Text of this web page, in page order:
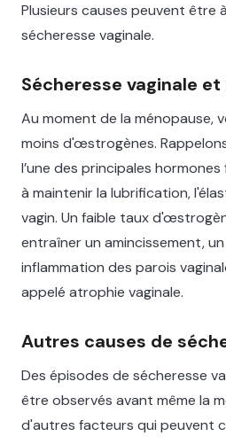
Plusieurs causes peuvent être à
sécheresse vaginale.
Sécheresse vaginale
Au moment de la ménopause,
moins d'œstrogènes.
l’une des principales
à maintenir la lubrification,
vagin. Un faible taux
entraîner un amincissement,
inflammation des parois
appelé atrophie vaginale.
Autres causes de
Des épisodes de sécheresse
être observés avant même la
d'autres facteurs qui peuvent